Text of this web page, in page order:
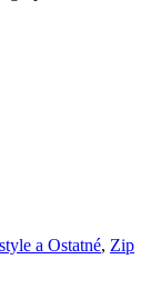
a Ostatné, Zip